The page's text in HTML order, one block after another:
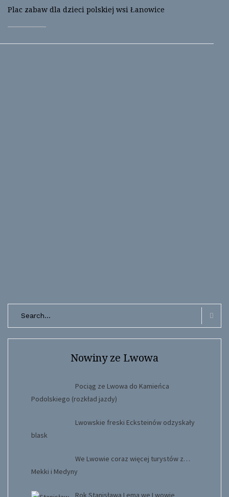
i
n
o
w
i
)
Plac zabaw dla dzieci polskiej wsi Łanowice
Search
Nowiny ze Lwowa
Pociąg ze Lwowa do Kamieńca
Podolskiego (rozkład jazdy)
Lwowskie freski Ecksteinów odzyskały
blask
We Lwowie coraz więcej turystów z…
Mekki i Medyny
Rok Stanisława Lema we Lwowie